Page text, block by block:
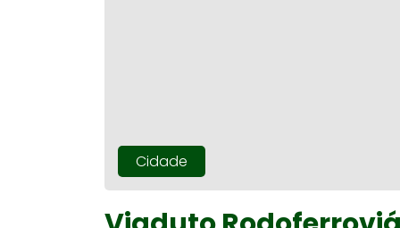
Cidade